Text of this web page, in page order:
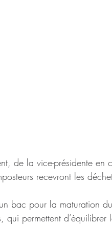
de la vice-présidente en
recevront les
bac pour la maturation
permettent d’équilibrer